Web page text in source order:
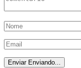
Enviar Enviando...